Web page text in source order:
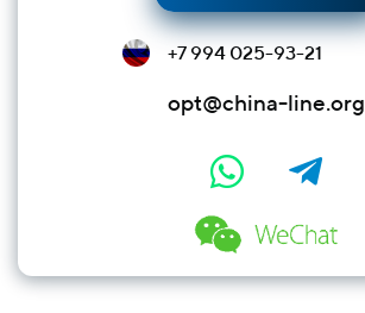
+7 994 025-93-21
opt@china-line.org